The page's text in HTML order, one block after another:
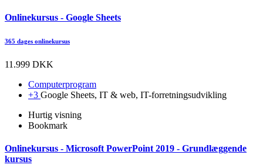
Onlinekursus - Google Sheets
365 dages onlinekursus
11.999 DKK
Computerprogram
+3 Google Sheets, IT & web, IT-forretningsudvikling
Hurtig visning
Bookmark
Onlinekursus - Microsoft PowerPoint 2019 - Grundlæggende
kursus